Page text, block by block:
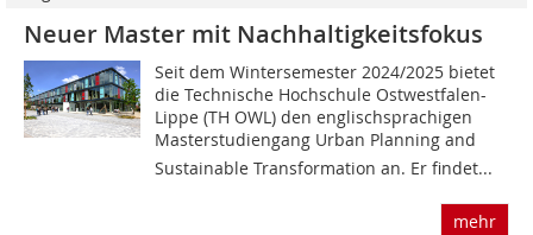
Neuer Master mit Nachhaltigkeitsfokus
Seit dem Wintersemester 2024/2025 bietet
die Technische Hochschule Ostwestfalen-
Lippe (TH OWL) den englischsprachigen
Masterstudiengang Urban Planning and
Sustainable Transformation an. Er findet...
mehr